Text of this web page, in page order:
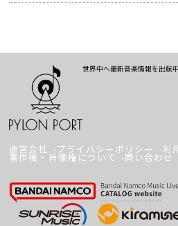
世界中へ最新音楽情報を出航中
運営会社 プライバシーポリシー 利
著作権・肖像権について 問い合わせ